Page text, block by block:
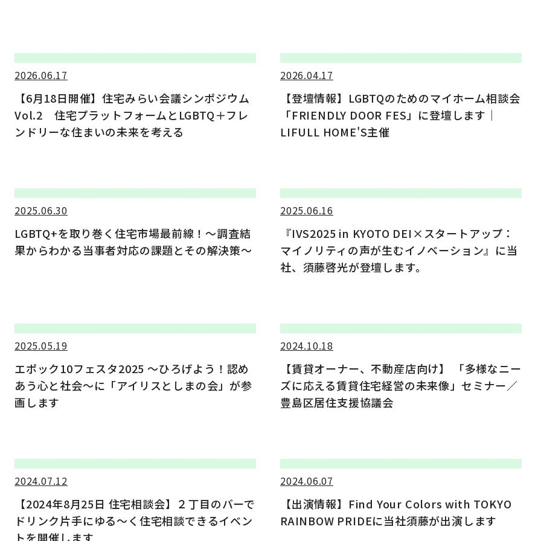
2026.06.17
【6月18日開催】住宅みらい会議シンポジウム
Vol.2 住宅プラットフォームとLGBTQ＋フレ
ンドリーな住まいの未来を考える
2026.04.17
【登壇情報】LGBTQのためのマイホーム相談会
「FRIENDLY DOOR FES」に登壇します｜
LIFULL HOME'S主催
2025.06.30
LGBTQ+を取り巻く住宅市場最前線！～調査結
果からわかる当事者対応の課題とその解決策～
2025.06.16
『IVS2025 in KYOTO DEI×スタートアップ：
マイノリティの声が生むイノベーション』に当
社、須藤啓光が登壇します。
2025.05.19
エポック10フェスタ2025 ～ひろげよう！認め
あう心と社会～に「アイリスとしまの会」が参
画します
2024.10.18
【賃貸オーナー、不動産店向け】 「多様なニー
ズに応える賃貸住宅経営の未来像」セミナー／
豊島区居住支援協議会
2024.07.12
【2024年8月25日 住宅相談会】２丁目のバーで
ドリンク片手にゆる～く住宅相談できるイベン
トを開催します
2024.06.07
【出演情報】Find Your Colors with TOKYO
RAINBOW PRIDEに当社須藤が出演します